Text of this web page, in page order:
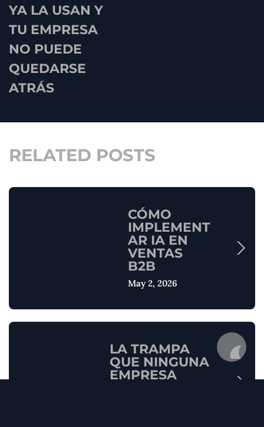
YA LA USAN Y
TU EMPRESA
NO PUEDE
QUEDARSE
ATRÁS
RELATED POSTS
CÓMO
IMPLEMENT
AR IA EN
VENTAS
B2B
May 2, 2026
LA TRAMPA
QUE NINGUNA
EMPRESA